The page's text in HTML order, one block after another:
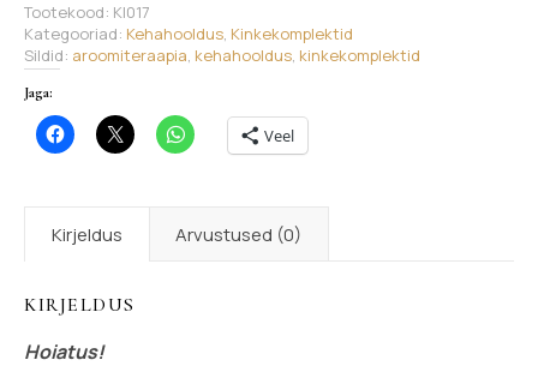
Tootekood: KI017
Kategooriad: Kehahooldus, Kinkekomplektid
Sildid: aroomiteraapia, kehahooldus, kinkekomplektid
Jaga:
Veel
Kirjeldus Arvustused (0)
KIRJELDUS
Hoiatus!